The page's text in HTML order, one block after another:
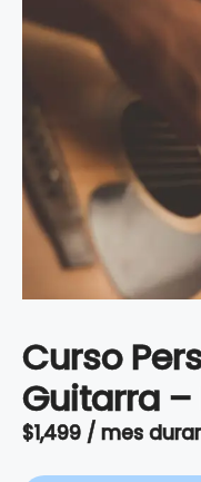
Curso
Guitarra
$1,499 / mes